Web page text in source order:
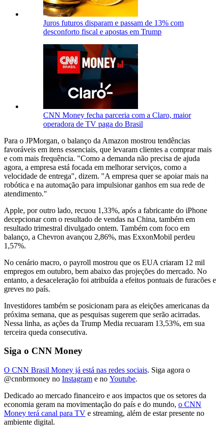
Juros futuros disparam e passam de 13% com
desconforto fiscal e apostas em Trump
CNN Money fecha parceria com a Claro, maior
operadora de TV paga do Brasil
Para o JPMorgan, o balanço da Amazon mostrou tendências
favoráveis em itens essenciais, que levaram clientes a comprar mais
e com mais frequência. "Como a demanda não precisa de ajuda
agora, a empresa está focada em melhorar serviços, como a
velocidade de entrega", dizem. "A empresa quer se apoiar mais na
robótica e na automação para impulsionar ganhos em sua rede de
atendimento."
Apple, por outro lado, recuou 1,33%, após a fabricante do iPhone
decepcionar com o resultado de vendas na China, também em
resultado trimestral divulgado ontem. Também com foco em
balanço, a Chevron avançou 2,86%, mas ExxonMobil perdeu
1,57%.
No cenário macro, o payroll mostrou que os EUA criaram 12 mil
empregos em outubro, bem abaixo das projeções do mercado. No
entanto, a desaceleração foi atribuída a efeitos pontuais de furacões e
greves no país.
Investidores também se posicionam para as eleições americanas da
próxima semana, que as pesquisas sugerem que serão acirradas.
Nessa linha, as ações da Trump Media recuaram 13,53%, em sua
terceira queda consecutiva.
Siga o CNN Money
O CNN Brasil Money já está nas redes sociais. Siga agora o
@cnnbrmoney no Instagram e no Youtube.
Dedicado ao mercado financeiro e aos impactos que os setores da
economia geram na movimentação do país e do mundo, o CNN
Money terá canal para TV e streaming, além de estar presente no
ambiente digital.